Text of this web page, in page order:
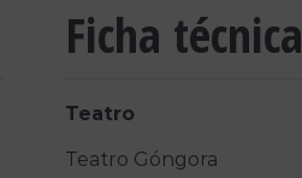
Ficha técnica
Teatro
Teatro Góngora